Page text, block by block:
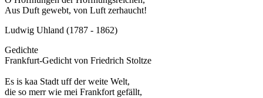
Aus Duft gewebt, von Luft zerhaucht!
Ludwig Uhland (1787 - 1862)
Gedichte
Frankfurt-Gedicht von Friedrich Stoltze
Es is kaa Stadt uff der weite Welt,
die so merr wie mei Frankfort gefällt,